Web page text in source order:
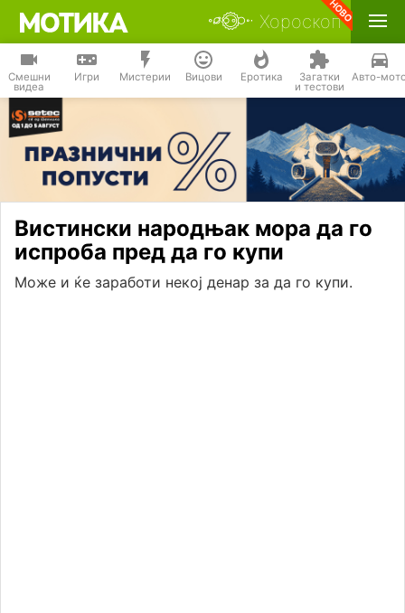
Хороскоп
Смешни
видеа
Игри Мистерии Вицови Еротика Загатки
и тестови
Авто-
Вистински народњак мора да го
испроба пред да го купи
Може и ќе заработи некој денар за да го купи.